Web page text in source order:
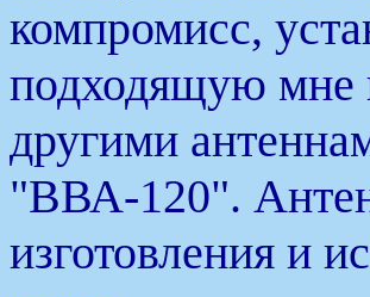
компромисс,
подходящую мне
другими
"ВВА-120".
изготовления и